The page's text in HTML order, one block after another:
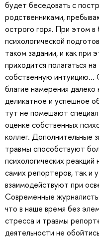
будет беседовать с
родственниками,
острого горя. При этом в
психологической
таком задании, и как при
приходится полагаться
собственную
благие намерения
деликатное и успешное
тут не помешают
оценке собственных
коллег. Дополнительные
травмы способствуют
психологических
самих репортеров, так и
взаимодействуют при
Современные
что в наше время без
стресса и травмы
деятельности не